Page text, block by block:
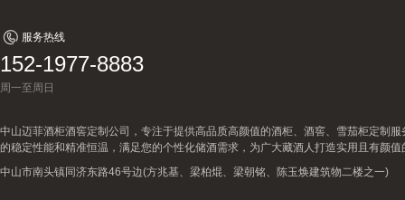
服务热线
152-1977-8883
周一至周日
中山迈菲酒柜酒窖定制公司，专注于提供高品质高颜值的酒柜、酒窖、雪茄柜定制
的稳定性能和精准恒温，满足您的个性化储酒需求，为广大藏酒人打造实用且有颜值
中山市南头镇同济东路46号边(方兆基、梁柏焜、梁朝铭、陈玉焕建筑物二楼之一)